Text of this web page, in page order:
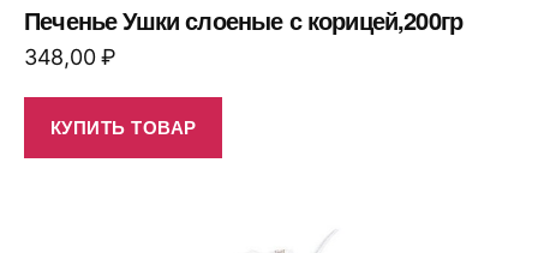
Печенье Ушки слоеные с корицей,200гр
348,00₽
КУПИТЬ ТОВАР